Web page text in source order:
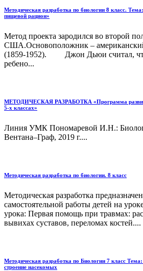
Методическая разработка по биологии 8 класс.
пищевой рацион»
Метод проекта зародился во второй
США.Основоположник –
(1859-1952). Джон Дьюи считал,
ребено...
МЕТОДИЧЕСКАЯ РАЗРАБОТКА «Программа
5-х классах»
Линия УМК Пономаревой И.Н.:
Вентана–Граф, 2019 г....
Методическая разработка по биологии. 8 класс
Методическая разработка
самостоятельной работы детей на
урока: Первая помощь при травмах:
вывихах суставов, переломах костей....
Методическая разработка по Биологии 7 класс
строение насекомых